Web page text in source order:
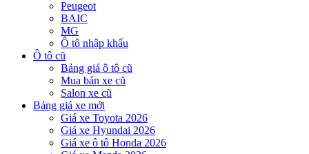
Peugeot
BAIC
MG
Ô tô nhập khẩu
Ô tô cũ
Bảng giá ô tô cũ
Mua bán xe cũ
Salon xe cũ
Bảng giá xe mới
Giá xe Toyota 2026
Giá xe Hyundai 2026
Giá xe ô tô Honda 2026